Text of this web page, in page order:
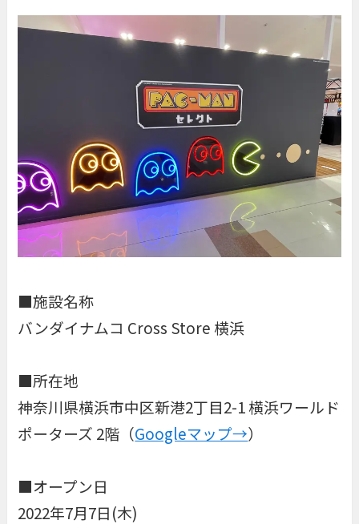
■施設名称
バンダイナムコ Cross Store 横浜
■所在地
神奈川県横浜市中区新港2丁目2-1 横浜ワールド
ポーターズ 2階（Googleマップ→）
■オープン日
2022年7月7日(木)